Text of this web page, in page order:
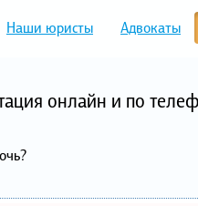
Наши юристы Адвокаты
онлайн и по